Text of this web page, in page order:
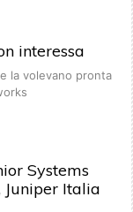
interessa
la volevano pronta
Systems
Juniper Italia